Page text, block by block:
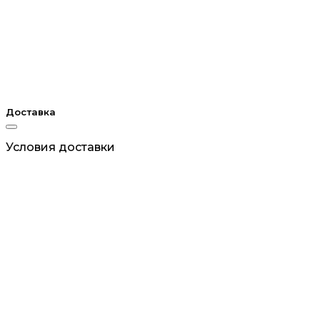
Доставка
Условия доставки